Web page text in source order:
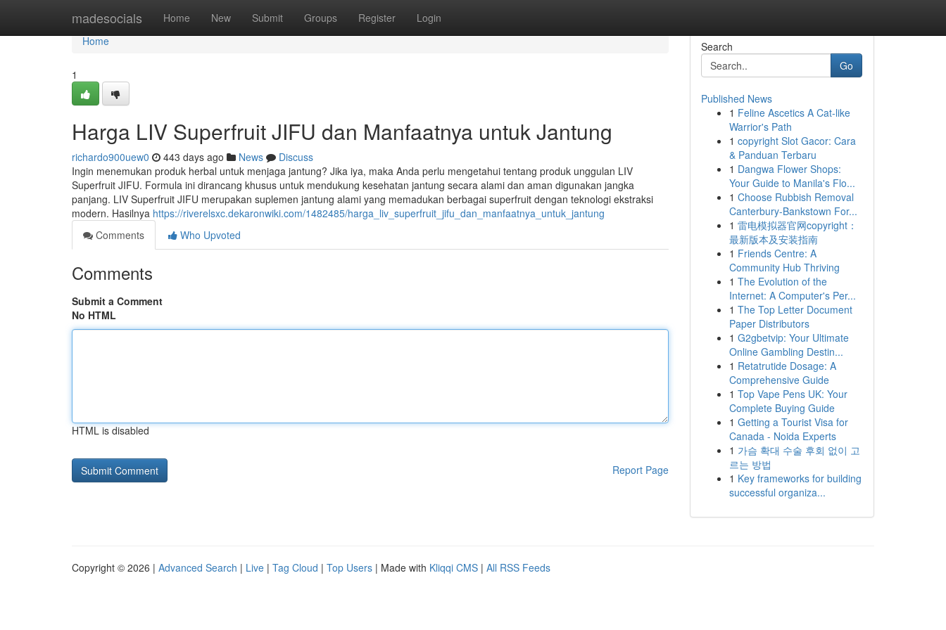
madesocials Home New Submit Groups Register Login
Home
Home
1
Harga LIV Superfruit JIFU dan Manfaatnya untuk Jantung
richardo900uew0 443 days ago News
Discuss
Ingin menemukan produk herbal untuk menjaga jantung? Jika iya, maka Anda perlu mengetahui tentang produk unggulan LIV
Superfruit JIFU. Formula ini dirancang khusus untuk mendukung kesehatan jantung secara alami dan aman digunakan jangka
panjang. LIV Superfruit JIFU merupakan suplemen jantung alami yang memadukan berbagai superfruit dengan teknologi ekstraksi
modern. Hasilnya https://riverelsxc.dekaronwiki.com/1482485/harga_liv_superfruit_jifu_dan_manfaatnya_untuk_jantung
Comments
Who Upvoted
Comments
Submit a Comment
No HTML
HTML is disabled
Report Page
Search
Go
Published News
1 Feline Ascetics A Cat-like
Warrior's Path
1 copyright Slot Gacor: Cara
& Panduan Terbaru
1 Dangwa Flower Shops:
Your Guide to Manila's Flo...
1 Choose Rubbish Removal
Canterbury-Bankstown For...
1 雷电模拟器官网copyright：
最新版本及安装指南
1 Friends Centre: A
Community Hub Thriving
1 The Evolution of the
Internet: A Computer's Per...
1 The Top Letter Document
Paper Distributors
1 G2gbetvip: Your Ultimate
Online Gambling Destin...
1 Retatrutide Dosage: A
Comprehensive Guide
1 Top Vape Pens UK: Your
Complete Buying Guide
1 Getting a Tourist Visa for
Canada - Noida Experts
1 가슴 확대 수술 후회 없이 고
르는 방법
1 Key frameworks for building
successful organiza...
Copyright © 2026 | Advanced Search | Live | Tag Cloud | Top Users | Made with Kliqqi CMS | All RSS Feeds